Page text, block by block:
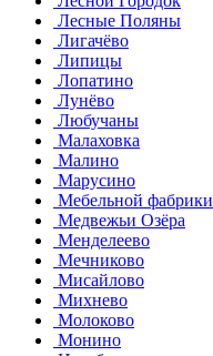
Лесные Поляны
Лигачёво
Липицы
Лопатино
Лунёво
Любучаны
Малаховка
Малино
Марусино
Мебельной фабрики
Медвежьи Озёра
Менделеево
Мечниково
Мисайлово
Михнево
Молоково
Монино